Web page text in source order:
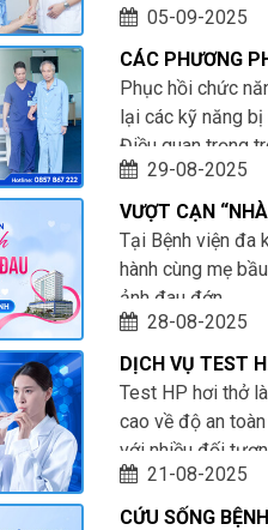
do máu cục bít
05-09-2025
CÁC PHƯƠNG
Phục hồi chức
lại các kỹ năng
Điều quan trọng
khỏi sự xuất hiện
29-08-2025
VƯỢT CẠN
Tại Bệnh viện đa
hành cùng mẹ
ảnh đau đớn.
Phương pháp
anesthesia) hiện
triển
28-08-2025
DỊCH VỤ TEST
CHÍNH XÁC,
Test HP hơi thở
cao về độ an
với nhiều đối
kết quả có ngay
21-08-2025
CỨU SỐNG